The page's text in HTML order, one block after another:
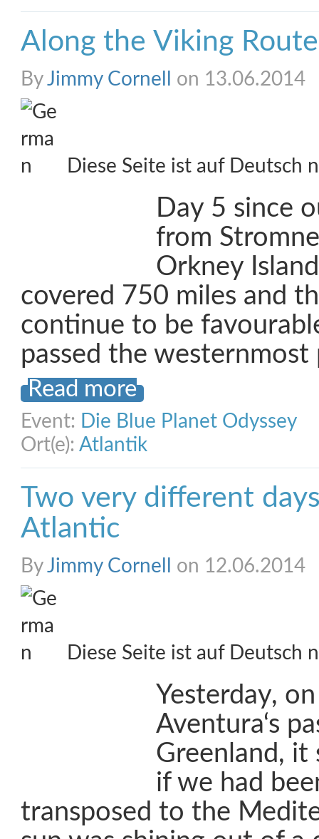
Along the Viking Route
ByJimmy Cornell on 13.06.2014
Diese Seite ist auf Deutsch
Day 5 since
from
Orkney
covered 750 miles and
continue to be
passed the
Read more
Event: Die Blue Planet Odyssey
Ort(e): Atlantik
Two very different
Atlantic
ByJimmy Cornell on 12.06.2014
Diese Seite ist auf Deutsch
Yesterday,
Aventura‘s
Greenland, it
if we had
transposed to the